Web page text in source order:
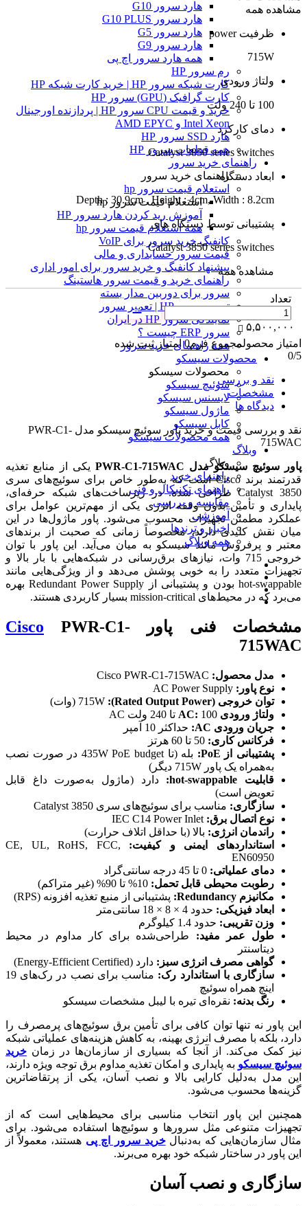
هارد سرور G10
هارد سرور G10 PLUS
هارد سرور G5
هارد سرور G9
همه هارد سرور اچ پی
رم سرور HP
کارت شبکه سرور HP | خرید کارت شبکه HP
کارت گرافیک (GPU) سرور HP
خرید و قیمت CPU سرور HP | پردازنده اورجینال
Intel Xeon و AMD EPYC
هارد SSD سرور HP
همه قطعات سرور HP
راهنمای خرید سرور
راهنمای خرید سرور
استعلام قیمت سرور hp
استعلام قیمت سرور hp
آموزش ريد كردن هارد سرور HP
همه استعلام قیمت سرور hp
کانفیگ خرید سرور برای VoIP
قیمت سرور حسابداری و مالی
پیشنهاد کانفیگ و خرید سرور برای امور اداری
راهنمای خرید و قیمت سرور هاستینگ
سرور برای دوربین مدار بسته
تعمیر سرور HP | تعمیر سرور
نمایندگی سرور HP در ایران
سرور ERP چیست ؟
همه راهنمای خرید سرور
محصولات سیسکو
محصولات سیسکو
سوئیچ سیسکو
لایسنس سیسکو
ماژول سیسکو
کابل سیسکو
همه محصولات سیسکو
وبلاگ
وبلاگ
راهنمای خرید
راهنمای تکنیکال و فنی
مقایسه و بررسی
آموزشی
اخبار و ترندها
همه وبلاگ
مشاهده همه
ظرفیت power
715W
ولتاژ ورودی
100 تا 240 ولت
دمای کارکرد
Catalyst 3850 series switches
ابعاد دستگاه
Depth : 30.9cm , Height : 4cm, Width : 8.2cm
پشتیبانی توسط دستگاه های
Catalyst 3850 series switches
مشاهده همه
تعداد
۵,۵۰۰,۰۰۰
امتیاز محصولمجموع فرم0امتیاز ثبت شده
0/5
نقد و بررسی
مشخصات
دیدگاه ها
نقد و بررسی
قیمت و خرید پاور سوئیچ سیسکو مدل PWR-C1-
715WAC
پاور سوئیچ سیسکو مدل PWR-C1-715WAC
یکی از منابع تغذیه
قدرتمند برند Cisco است که به‌طور خاص برای سوئیچ‌های سری
Catalyst 3850 طراحی شده. در زیرساخت‌های شبکه‌ حرفه‌ای،
پایداری و تأمین بدون وقفه انرژی یکی از مهم‌ترین عوامل برای
عملکرد مطمئن تجهیزات محسوب می‌شود. پاور ماژول‌ها در این
میان نقش کلیدی دارند، مخصوصاً زمانی که صحبت از برندهای
معتبر و پرفروش مانند سیسکو به میان می‌آید. این پاور با توان
خروجی 715 وات، نیازهای برق‌رسانی در شبکه‌هایی با بار بالا و
تجهیزات متعدد را به خوبی پوشش می‌دهد و از ویژگی‌هایی مانند
hot-swappable بودن و پشتیبانی از Redundant Power Supply بهره
می‌برد که در محیط‌های mission-critical بسیار کاربردی هستند.
مشخصات فنی پاور Cisco PWR-C1-
715WAC
مدل محصول:
نوع پاور:
توان خروجی (Rated Output Power):
ولتاژ ورودی AC: 100 تا 240 ولت AC
جریان ورودی AC:
حداکثر 10 آمپر
فرکانس کاری:
پشتیبانی از PoE:
بله (تا 435W PoE budget در صورت نصب
به‌همراه یک پاور 715W دیگر)
قابلیت hot-swappable:
دارد (ماژول به‌صورت داغ قابل
تعویض است)
سازگاری: مناسب برای سوئیچ‌های سری Catalyst 3850
نوع اتصال برق:
راندمان انرژی: بالا (با حداقل اتلاف حرارت)
استانداردهای ایمنی و کیفیت:
CE, UL, RoHS, FCC,
EN60950
دمای عملیاتی:
رطوبت محیطی قابل تحمل:
مکانیزم Redundancy:
پشتیبانی از منبع تغذیه افزونه (RPS)
ابعاد فیزیکی: حدود 4 × 8 × 18 سانتی‌متر
وزن تقریبی: حدود 1.4 کیلوگرم
طول عمر مفید: طراحی‌شده برای کار مداوم در محیط
دیتاسنتر
گواهی مصرف انرژی سبز: دارد (Energy-Efficient Certified)
سازگاری با استاندارد رک:
مناسب برای نصب در رک‌های 19
اینچ همراه سوئیچ
رنگ بدنه: نقره‌ای تیره با لیبل مشخصات سیسکو
این پاور نه تنها توان کافی برای تأمین برق سوئیچ‌های پرمصرف را
دارد، بلکه با مصرف انرژی بهینه، به کاهش هزینه‌های عملیاتی شبکه
نیز کمک می‌کند. از آنجا که بسیاری از سازمان‌ها در زمان خرید
سوئیچ سیسکو به پایداری و امکان تغذیه مداوم برق توجه ویژه دارند،
این مدل به‌دلیل کارایی بالا و نصب آسان، یکی از پرتقاضاترین
گزینه‌ها محسوب می‌شود.
همچنین این پاور انتخاب مناسبی برای محیط‌هایی است که از
تجهیزات متنوعی مثل سرورها و سوئیچ‌ها استفاده می‌شود. برای
مثال سازمان‌هایی که به‌دنبالخرید سرور اچ پی هستند، معمولاً از
این پاور در ساختار شبکه خود بهره می‌برند.
سازگاری و نصب آسان